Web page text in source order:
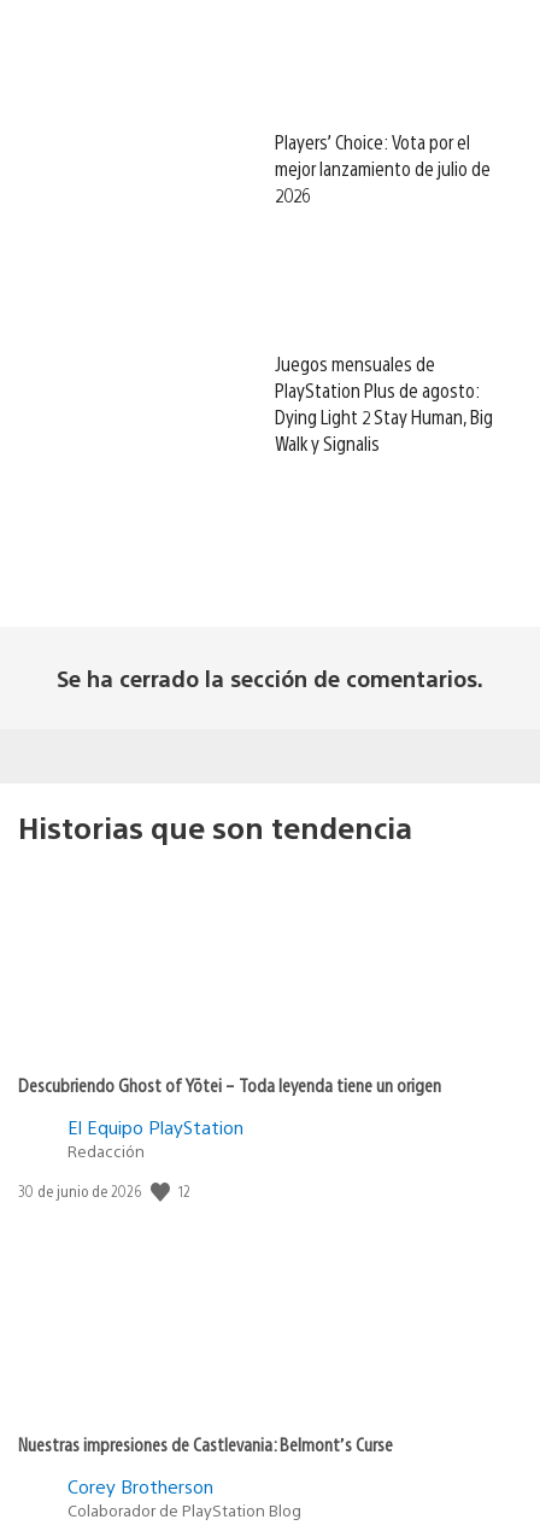
Players’ Choice: Vota por el
mejor lanzamiento de julio de
2026
Juegos mensuales de
PlayStation Plus de agosto:
Dying Light 2 Stay Human, Big
Walk y Signalis
Se ha cerrado la sección de comentarios.
Historias que son tendencia
Descubriendo Ghost of Yōtei – Toda leyenda tiene un origen
El Equipo PlayStation
Redacción
Fecha
30 de junio de 2026 12
Nuestras impresiones de Castlevania: Belmont’s Curse
Corey Brotherson
Colaborador de PlayStation Blog